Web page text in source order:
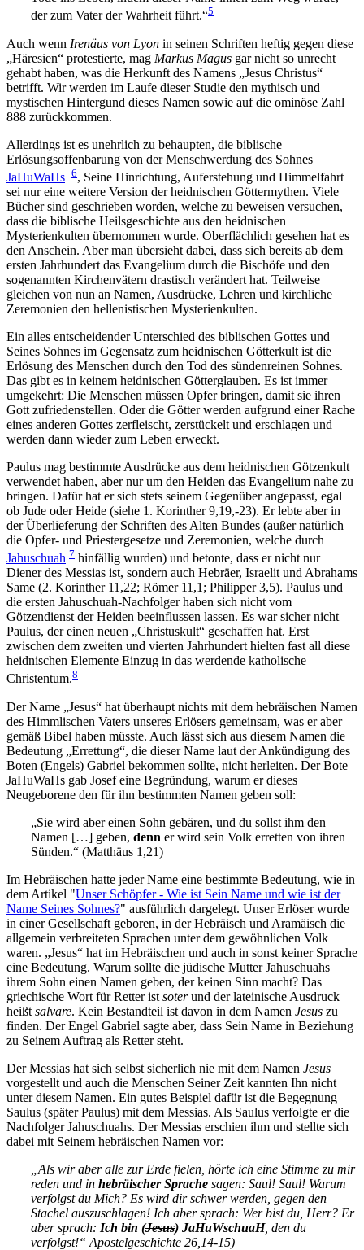
der zum Vater der Wahrheit führt.“5
Auch wenn Irenäus von Lyon in seinen Schriften heftig gegen diese
„Häresien“ protestierte, mag Markus Magus gar nicht so unrecht
gehabt haben, was die Herkunft des Namens „Jesus Christus“
betrifft. Wir werden im Laufe dieser Studie den mythisch und
mystischen Hintergund dieses Namen sowie auf die ominöse Zahl
888 zurückkommen.
Allerdings ist es unehrlich zu behaupten, die biblische
Erlösungsoffenbarung von der Menschwerdung des Sohnes
JaHuWaHs 6, Seine Hinrichtung, Auferstehung und Himmelfahrt
sei nur eine weitere Version der heidnischen Göttermythen. Viele
Bücher sind geschrieben worden, welche zu beweisen versuchen,
dass die biblische Heilsgeschichte aus den heidnischen
Mysterienkulten übernommen wurde. Oberflächlich gesehen hat es
den Anschein. Aber man übersieht dabei, dass sich bereits ab dem
ersten Jahrhundert das Evangelium durch die Bischöfe und den
sogenannten Kirchenvätern drastisch verändert hat. Teilweise
gleichen von nun an Namen, Ausdrücke, Lehren und kirchliche
Zeremonien den hellenistischen Mysterienkulten.
Ein alles entscheidender Unterschied des biblischen Gottes und
Seines Sohnes im Gegensatz zum heidnischen Götterkult ist die
Erlösung des Menschen durch den Tod des sündenreinen Sohnes.
Das gibt es in keinem heidnischen Götterglauben. Es ist immer
umgekehrt: Die Menschen müssen Opfer bringen, damit sie ihren
Gott zufriedenstellen. Oder die Götter werden aufgrund einer Rache
eines anderen Gottes zerfleischt, zerstückelt und erschlagen und
werden dann wieder zum Leben erweckt.
Paulus mag bestimmte Ausdrücke aus dem heidnischen Götzenkult
verwendet haben, aber nur um den Heiden das Evangelium nahe zu
bringen. Dafür hat er sich stets seinem Gegenüber angepasst, egal
ob Jude oder Heide (siehe 1. Korinther 9,19,-23). Er lebte aber in
der Überlieferung der Schriften des Alten Bundes (außer natürlich
die Opfer- und Priestergesetze und Zeremonien, welche durch
Jahuschuah 7 hinfällig wurden) und betonte, dass er nicht nur
Diener des Messias ist, sondern auch Hebräer, Israelit und Abrahams
Same (2. Korinther 11,22; Römer 11,1; Philipper 3,5). Paulus und
die ersten Jahuschuah-Nachfolger haben sich nicht vom
Götzendienst der Heiden beeinflussen lassen. Es war sicher nicht
Paulus, der einen neuen „Christuskult“ geschaffen hat. Erst
zwischen dem zweiten und vierten Jahrhundert hielten fast all diese
heidnischen Elemente Einzug in das werdende katholische
Christentum.8
Der Name „Jesus“ hat überhaupt nichts mit dem hebräischen Namen
des Himmlischen Vaters unseres Erlösers gemeinsam, was er aber
gemäß Bibel haben müsste. Auch lässt sich aus diesem Namen die
Bedeutung „Errettung“, die dieser Name laut der Ankündigung des
Boten (Engels) Gabriel bekommen sollte, nicht herleiten. Der Bote
JaHuWaHs gab Josef eine Begründung, warum er dieses
Neugeborene den für ihn bestimmten Namen geben soll:
„Sie wird aber einen Sohn gebären, und du sollst ihm den
Namen […] geben, denn er wird sein Volk erretten von ihren
Sünden.“ (Matthäus 1,21)
Im Hebräischen hatte jeder Name eine bestimmte Bedeutung, wie in
dem Artikel "Unser Schöpfer - Wie ist Sein Name und wie ist der
Name Seines Sohnes?" ausführlich dargelegt. Unser Erlöser wurde
in einer Gesellschaft geboren, in der Hebräisch und Aramäisch die
allgemein verbreiteten Sprachen unter dem gewöhnlichen Volk
waren. „Jesus“ hat im Hebräischen und auch in sonst keiner Sprache
eine Bedeutung. Warum sollte die jüdische Mutter Jahuschuahs
ihrem Sohn einen Namen geben, der keinen Sinn macht? Das
griechische Wort für Retter ist soterund der lateinische Ausdruck
heißt salvare. Kein Bestandteil ist davon in dem Namen Jesus zu
finden. Der Engel Gabriel sagte aber, dass Sein Name in Beziehung
zu Seinem Auftrag als Retter steht.
Der Messias hat sich selbst sicherlich nie mit dem Namen Jesus
vorgestellt und auch die Menschen Seiner Zeit kannten Ihn nicht
unter diesem Namen. Ein gutes Beispiel dafür ist die Begegnung
Saulus (später Paulus) mit dem Messias. Als Saulus verfolgte er die
Nachfolger Jahuschuahs. Der Messias erschien ihm und stellte sich
dabei mit Seinem hebräischen Namen vor:
„Als wir aber alle zur Erde fielen, hörte ich eine Stimme zu mir
reden und in hebräischer Sprache sagen: Saul! Saul! Warum
verfolgst du Mich? Es wird dir schwer werden, gegen den
Stachel auszuschlagen! Ich aber sprach: Wer bist du, Herr? Er
aber sprach: Ich bin (Jesus) JaHuWschuaH, den du
verfolgst!“ Apostelgeschichte 26,14-15)